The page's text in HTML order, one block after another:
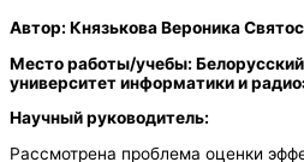
Автор: Князькова Вероника
Место работы/учебы:
университет информатики и
Научный руководитель:
Рассмотрена проблема оценки